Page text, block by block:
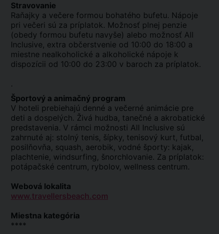
Stravovanie
Raňajky a večere formou bohatého bufetu. Nápoje
pri večeri sú za príplatok. Možnosť plnej penzie
(obedy formou bufetu navyše) alebo možnosť All
Inclusive, extra občerstvenie od 10:00 do 18:00 a
miestne nealkoholické a alkoholické nápoje k
dispozícii od 10:00 do 23:00 v baroch za príplatok.
.
Športový a animačný program
V hoteli prebiehajú denné a večerné animácie pre
deti a dospelých. Živá hudba, tanečné a akrobatické
predstavenia. V rámci možnosti All Inclusive sú
zahrnuté aj: stolný tenis, šípky, tenisový kurt, futbal,
posilňovňa, squash, aerobik, vodné športy: kajak,
plachtenie, windsurfing, šnorchlovanie. Za príplatok:
potápačské centrum, rybolov, wellness centrum.
Webová lokalita
www.travellersbeach.com
Miestna kategória
****